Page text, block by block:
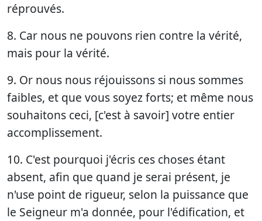
réprouvés.
8. Car nous ne pouvons rien contre la vérité,
mais pour la vérité.
9. Or nous nous réjouissons si nous sommes
faibles, et que vous soyez forts; et même nous
souhaitons ceci, [c'est à savoir] votre entier
accomplissement.
10. C'est pourquoi j'écris ces choses étant
absent, afin que quand je serai présent, je
n'use point de rigueur, selon la puissance que
le Seigneur m'a donnée, pour l'édification, et